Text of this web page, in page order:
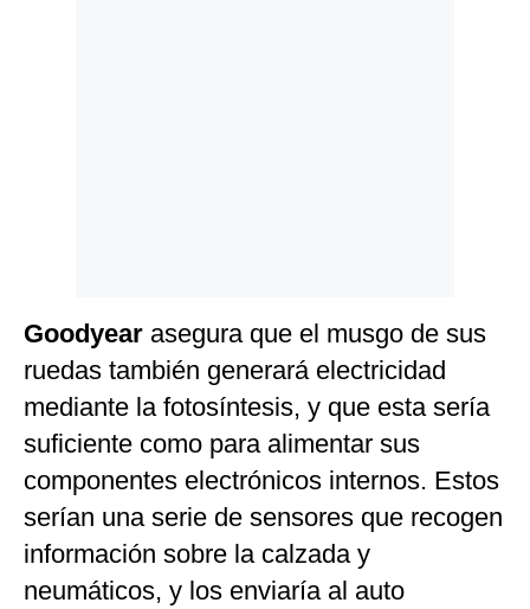
Goodyear asegura que el musgo de sus
ruedas también generará electricidad
mediante la fotosíntesis, y que esta sería
suficiente como para alimentar sus
componentes electrónicos internos. Estos
serían una serie de sensores que recogen
información sobre la calzada y
neumáticos, y los enviaría al auto